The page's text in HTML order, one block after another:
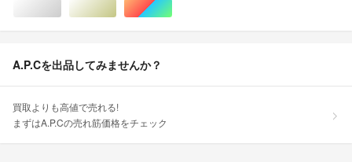
シルバー/銀色系ゴールド/金色系マルチカラー
A.P.Cを出品してみませんか？
買取よりも高値で売れる!
まずはA.P.Cの売れ筋価格をチェック